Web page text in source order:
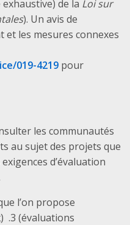
de la Loi sur
). Un avis de
les mesures connexes
019-4219 pour
les communautés
au sujet des projets que
d’évaluation
l’on propose
.3 (évaluations